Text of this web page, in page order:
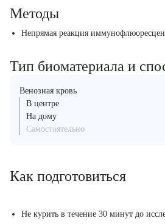
Методы
Непрямая реакция
Тип биоматериала и
Венозная кровь
В центре
На дому
Самостоятельно
Как подготовиться
Не курить в течение 30 минут до